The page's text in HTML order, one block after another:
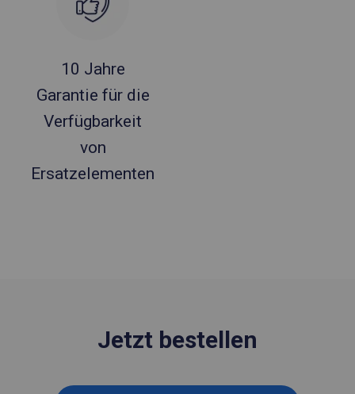
10 Jahre
Garantie für die
Verfügbarkeit
von
Ersatzelementen
Jetzt bestellen